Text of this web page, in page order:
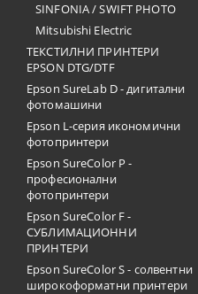
SINFONIA / SWIFT PHOTO
Mitsubishi Electric
ТЕКСТИЛНИ ПРИНТЕРИ
EPSON DTG/DTF
Epson SureLab D - дигитални
фотомашини
Epson L-серия икономични
фотопринтери
Epson SureColor P -
професионални
фотопринтери
Epson SureColor F -
СУБЛИМАЦИОННИ
ПРИНТЕРИ
Epson SureColor S - солвентни
широкоформатни принтери